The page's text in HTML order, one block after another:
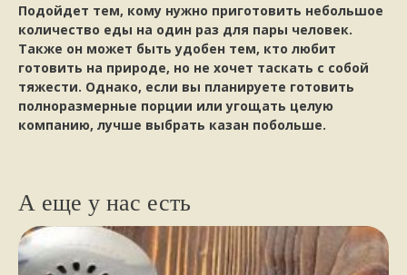
Подойдет тем, кому нужно приготовить небольшое
количество еды на один раз для пары человек.
Также он может быть удобен тем, кто любит
готовить на природе, но не хочет таскать с собой
тяжести. Однако, если вы планируете готовить
полноразмерные порции или угощать целую
компанию, лучше выбрать казан побольше.
А еще у нас есть
НАШИ КЛИЕНТЫПИШУТ